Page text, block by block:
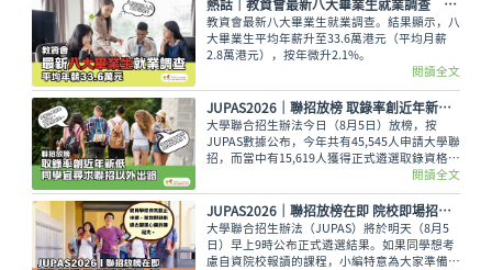
熱話│教資會最新八大畢業生就業調查 平均年薪33.6萬元
教資會最新八大畢業生就業調查。結果顯示，八
大畢業生平均年薪升至33.6萬港元（平均月薪
2.8萬港元），按年微升2.1%。
閱讀全文
JUPAS2026｜聯招放榜 取錄率創近年新低 同學宜尋求聯招以外出路
大學聯合招生辦法今日（8月5日）放榜，按
JUPAS數據公布，今年共有45,545人申請大學聯
招，而當中有15,619人獲得正式遴選取錄資格，
佔整體申請人數僅34.29%，創下近年新低。即
留意聯招以外的選擇呢。
閱讀全文
JUPAS2026｜聯招放榜在即 院校即場招生日及物資準備清單一覽
大學聯合招生辦法（JUPAS）將於明天（8月5
日）早上9時公布正式遴選結果。如果同學想考
慮自資院校報讀的課程，小編特意為大家準備了